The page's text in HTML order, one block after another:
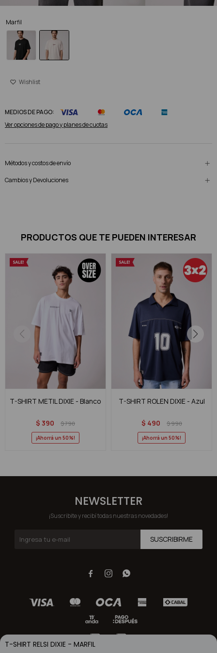
Marfil
T-SHIRT RELSI DIXIE - MARFIL
MEDIOS DE PAGO:
Ver opciones de pago y planes de cuotas
Métodos y costos de envío
Cambios y Devoluciones
PRODUCTOS QUE TE PUEDEN INTERESAR
T-SHIRT METIL DIXIE - Blanco
$ 390 $790
50
T-SHIRT ROLEN DIXIE - Azul
$ 490 $990
50
NEWSLETTER
¡Suscribite y recibí todas nuestras novedades!
SUSCRIBIRME
  